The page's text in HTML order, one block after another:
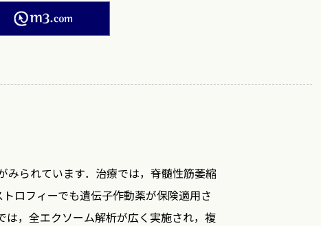
られています．治療では，脊髄性筋萎縮
ロフィーでも遺伝子作動薬が保険適用さ
，全エクソーム解析が広く実施され，複